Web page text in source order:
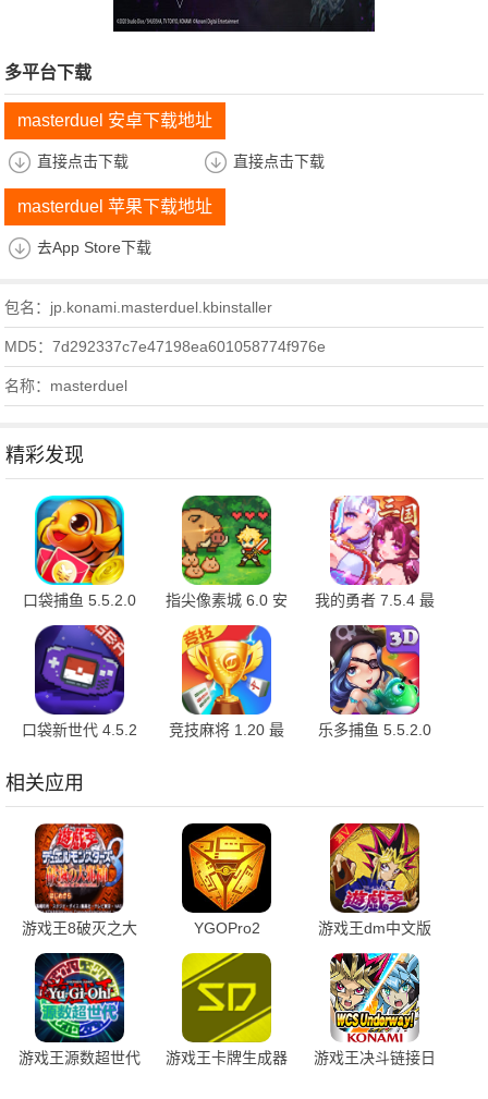
多平台下载
masterduel 安卓下载地址
直接点击下载 直接点击下载
masterduel 苹果下载地址
去App Store下载
包名：jp.konami.masterduel.kbinstaller
MD5：7d292337c7e47198ea601058774f976e
名称：masterduel
精彩发现
口袋捕鱼 5.5.2.0
最新版
指尖像素城 6.0 安
卓版
我的勇者 7.5.4 最
新版
口袋新世代 4.5.2
竞技麻将 1.20 最
乐多捕鱼 5.5.2.0
相关应用
游戏王8破灭之大
邪神 v1 安卓版
YGOPro2
v1.036.1 安卓版
游戏王dm中文版
2.2.140228 安卓版
游戏王源数超世代
游戏王卡牌生成器
游戏王决斗链接日